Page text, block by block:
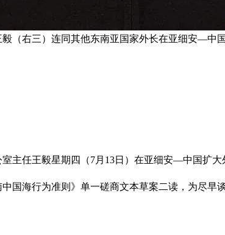
（右三）连同其他东南亚国家外长在亚细安—中
主任王毅星期四（7月13日）在亚细安—中国扩
国海行为准则》单一磋商文本草案二读，为尽